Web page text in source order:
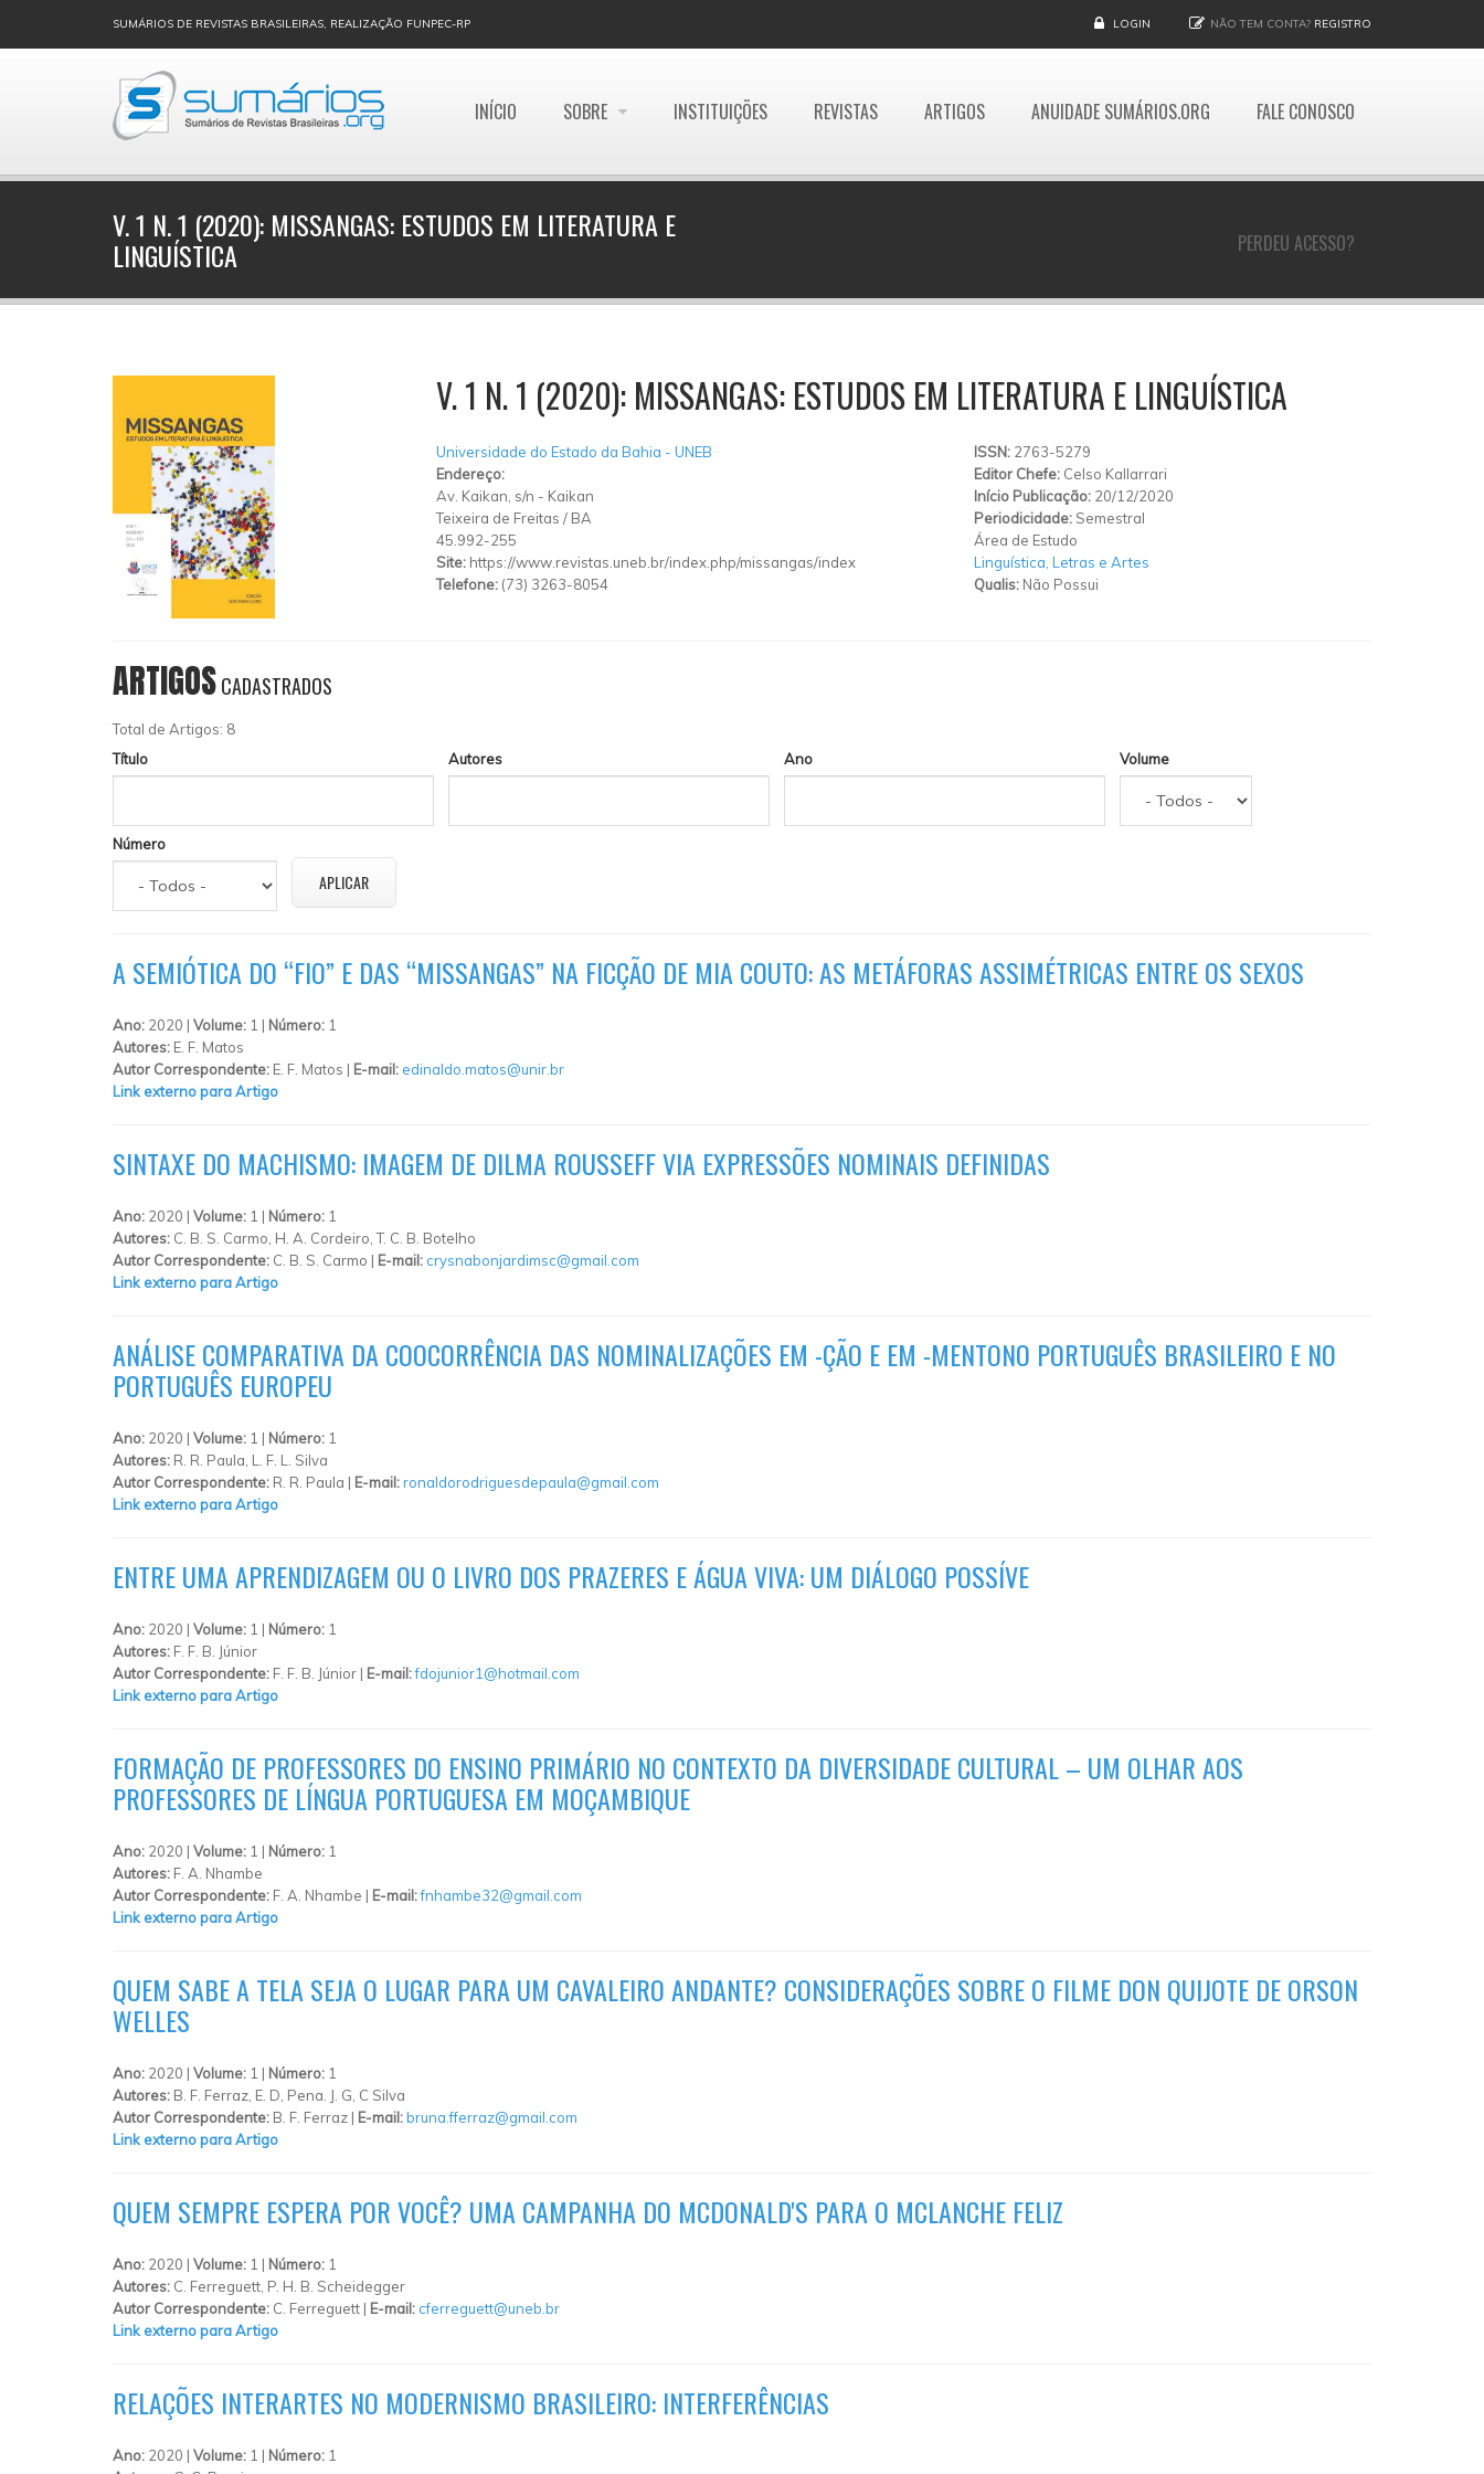
SUMÁRIOS DE REVISTAS BRASILEIRAS, REALIZAÇÃO FUNPEC-RP LOGIN NÃO TEM CONTA? REGISTRO
INÍCIO SOBRE INSTITUIÇÕES REVISTAS ARTIGOS ANUIDADE SUMÁRIOS.ORG FALE CONOSCO
PERDEU ACESSO?
V. 1 N. 1 (2020): MISSANGAS: ESTUDOS EM LITERATURA E
LINGUÍSTICA
V. 1 N. 1 (2020): MISSANGAS: ESTUDOS EM LITERATURA E LINGUÍSTICA
Universidade do Estado da Bahia - UNEB
Endereço:
Av. Kaikan, s/n - Kaikan
Teixeira de Freitas / BA
45.992-255
Site: https://www.revistas.uneb.br/index.php/missangas/index
Telefone: (73) 3263-8054
ISSN: 2763-5279
Editor Chefe: Celso Kallarrari
Início Publicação: 20/12/2020
Periodicidade: Semestral
Área de Estudo
Linguística, Letras e Artes
Qualis: Não Possui
ARTIGOSCADASTRADOS
Total de Artigos: 8
Título
Autores Ano Volume
Número
A SEMIÓTICA DO “FIO” E DAS “MISSANGAS” NA FICÇÃO DE MIA COUTO: AS METÁFORAS ASSIMÉTRICAS ENTRE OS SEXOS
Ano: 2020 | Volume: 1 | Número: 1
Autores: E. F. Matos
Autor Correspondente: E. F. Matos | E-mail: edinaldo.matos@unir.br
Link externo para Artigo
SINTAXE DO MACHISMO: IMAGEM DE DILMA ROUSSEFF VIA EXPRESSÕES NOMINAIS DEFINIDAS
Ano: 2020 | Volume: 1 | Número: 1
Autores: C. B. S. Carmo, H. A. Cordeiro, T. C. B. Botelho
Autor Correspondente: C. B. S. Carmo | E-mail: crysnabonjardimsc@gmail.com
Link externo para Artigo
ANÁLISE COMPARATIVA DA COOCORRÊNCIA DAS NOMINALIZAÇÕES EM -ÇÃO E EM -MENTONO PORTUGUÊS BRASILEIRO E NO
PORTUGUÊS EUROPEU
Ano: 2020 | Volume: 1 | Número: 1
Autores: R. R. Paula, L. F. L. Silva
Autor Correspondente: R. R. Paula | E-mail:ronaldorodriguesdepaula@gmail.com
Link externo para Artigo
ENTRE UMA APRENDIZAGEM OU O LIVRO DOS PRAZERES E ÁGUA VIVA: UM DIÁLOGO POSSÍVE
Ano: 2020 | Volume: 1 | Número: 1
Autores: F. F. B. Júnior
Autor Correspondente: F. F. B. Júnior | E-mail:fdojunior1@hotmail.com
Link externo para Artigo
FORMAÇÃO DE PROFESSORES DO ENSINO PRIMÁRIO NO CONTEXTO DA DIVERSIDADE CULTURAL – UM OLHAR AOS
PROFESSORES DE LÍNGUA PORTUGUESA EM MOÇAMBIQUE
Ano: 2020 | Volume: 1 | Número: 1
Autores: F. A. Nhambe
Autor Correspondente: F. A. Nhambe | E-mail:fnhambe32@gmail.com
Link externo para Artigo
QUEM SABE A TELA SEJA O LUGAR PARA UM CAVALEIRO ANDANTE? CONSIDERAÇÕES SOBRE O FILME DON QUIJOTE DE ORSON
WELLES
Ano: 2020 | Volume: 1 | Número: 1
Autores: B. F. Ferraz, E. D, Pena. J. G, C Silva
Autor Correspondente: B. F. Ferraz | E-mail:bruna.fferraz@gmail.com
Link externo para Artigo
QUEM SEMPRE ESPERA POR VOCÊ? UMA CAMPANHA DO MCDONALD'S PARA O MCLANCHE FELIZ
Ano: 2020 | Volume: 1 | Número: 1
Autores: C. Ferreguett, P. H. B. Scheidegger
Autor Correspondente: C. Ferreguett | E-mail: cferreguett@uneb.br
Link externo para Artigo
RELAÇÕES INTERARTES NO MODERNISMO BRASILEIRO: INTERFERÊNCIAS
Ano: 2020 | Volume: 1 | Número: 1